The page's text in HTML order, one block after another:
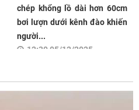
chép khổng lồ dài hơn 60cm
bơi lượn dưới kênh đào khiến
người...
12:30 05/12/2025